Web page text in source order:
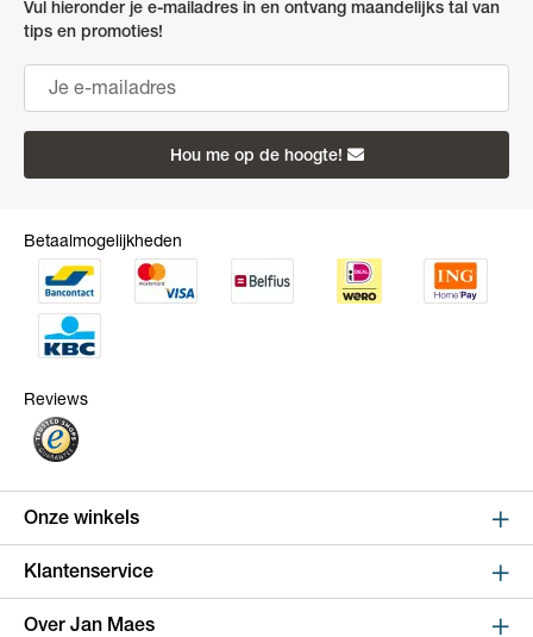
Vul hieronder je e-mailadres in en ontvang maandelijks tal van
tips en promoties!
Hou me op de hoogte!
Betaalmogelijkheden
Reviews
Onze winkels
Sint Niklaas
Kapelstraat 100, shop 123
9100 Sint-Niklaas
Klantenservice
Online bestellen en betalen
Over Jan Maes